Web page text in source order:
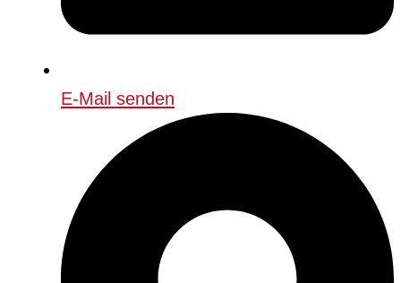
E-Mail senden